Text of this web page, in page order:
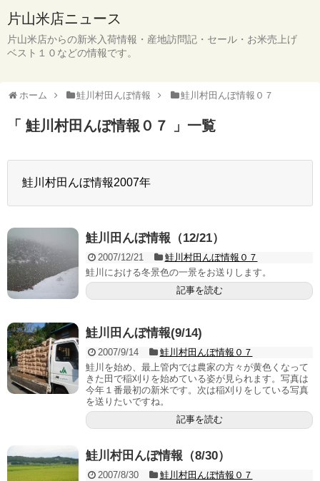
片山米店ニュース
片山米店からの新米入荷情報・産地訪問記・セール・お米売上げ
ベスト１０などの情報です。
ホーム 鮭川村田んぼ情報 鮭川村田んぼ情報０７
「 鮭川村田んぼ情報０７ 」一覧
鮭川村田んぼ情報2007年
鮭川田んぼ情報（12/21）
2007/12/21
鮭川村田んぼ情報０７
鮭川における冬景色の一景をお送りします。
記事を読む
鮭川田んぼ情報(9/14)
2007/9/14
鮭川村田んぼ情報０７
鮭川を始め、最上管内では農家の方々が黄色くなって
きた田で稲刈りを始めている姿が見られます。写真は
今年１番最初の新米です。次は稲刈りをしている写真
を送りたいですね。
記事を読む
鮭川村田んぼ情報（8/30）
2007/8/30
鮭川村田んぼ情報０７